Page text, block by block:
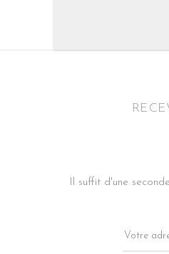
Il suffit d'une